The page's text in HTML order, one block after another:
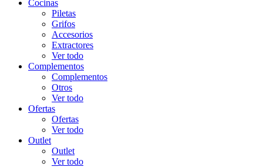
Cocinas
Piletas
Grifos
Accesorios
Extractores
Ver todo
Complementos
Complementos
Otros
Ver todo
Ofertas
Ofertas
Ver todo
Outlet
Outlet
Ver todo